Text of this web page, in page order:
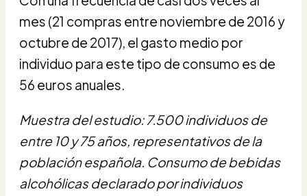
mes (21 compras entre noviembre de 2016 y
octubre de 2017), el gasto medio por
individuo para este tipo de consumo es de
56 euros anuales.
Muestra del estudio: 7.500 individuos de
entre 10 y 75 años, representativos de la
población española. Consumo de bebidas
alcohólicas declarado por individuos